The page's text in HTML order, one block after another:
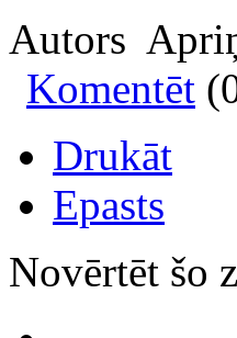
Autors
Komentēt
Drukāt
Epasts
Novērtēt šo